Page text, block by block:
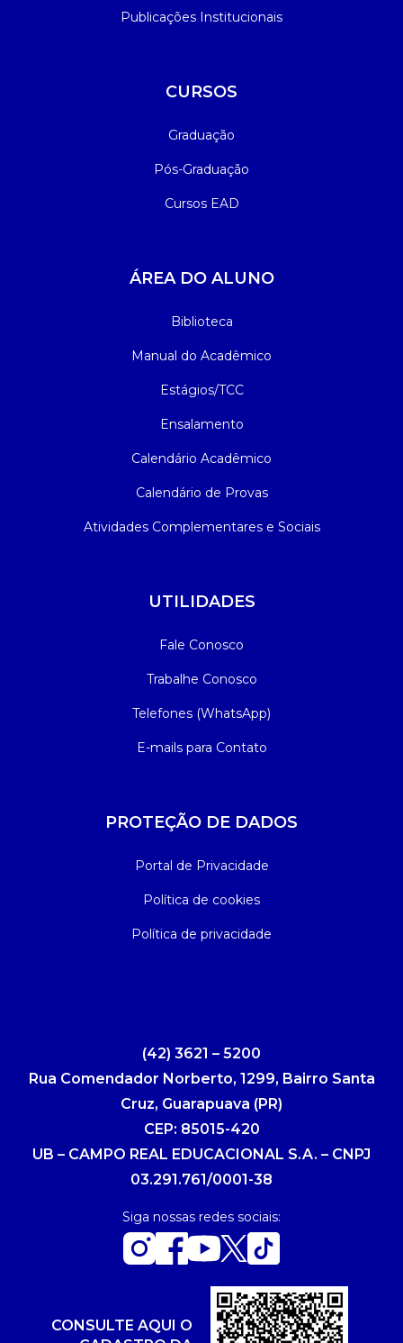
Publicações Institucionais
CURSOS
Graduação
Pós-Graduação
Cursos EAD
ÁREA DO ALUNO
Biblioteca
Manual do Acadêmico
Estágios/TCC
Ensalamento
Calendário Acadêmico
Calendário de Provas
Atividades Complementares e Sociais
UTILIDADES
Fale Conosco
Trabalhe Conosco
Telefones (WhatsApp)
E-mails para Contato
PROTEÇÃO DE DADOS
Portal de Privacidade
Política de cookies
Política de privacidade
(42) 3621 – 5200
Rua Comendador Norberto, 1299, Bairro Santa
Cruz, Guarapuava (PR)
CEP: 85015-420
UB – CAMPO REAL EDUCACIONAL S.A. – CNPJ
03.291.761/0001-38
Siga nossas redes sociais:
CONSULTE AQUI O